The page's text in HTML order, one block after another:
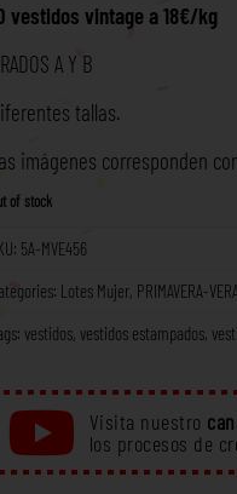
vestidos vintage a 18€/kg
A Y B
tallas.
imágenes corresponden
of stock
5A-MVE456
Lotes Mujer, PRIMAVERA-
vestidos, vestidos estampados,
Visita nuestro
los procesos de